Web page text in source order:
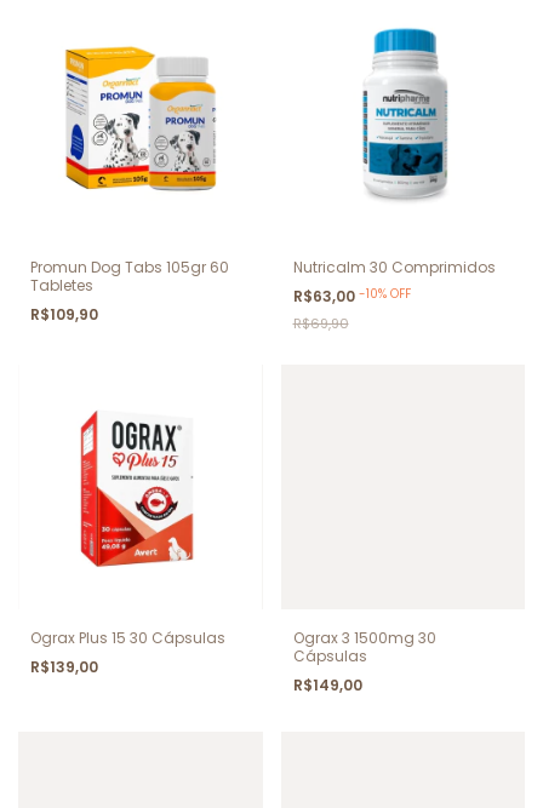
Promun Dog Tabs 105gr 60
Tabletes
R$109,90
Nutricalm 30 Comprimidos
R$63,00 -10% OFF
R$69,90
Ograx Plus 15 30 Cápsulas
R$139,00
Ograx 3 1500mg 30
Cápsulas
R$149,00